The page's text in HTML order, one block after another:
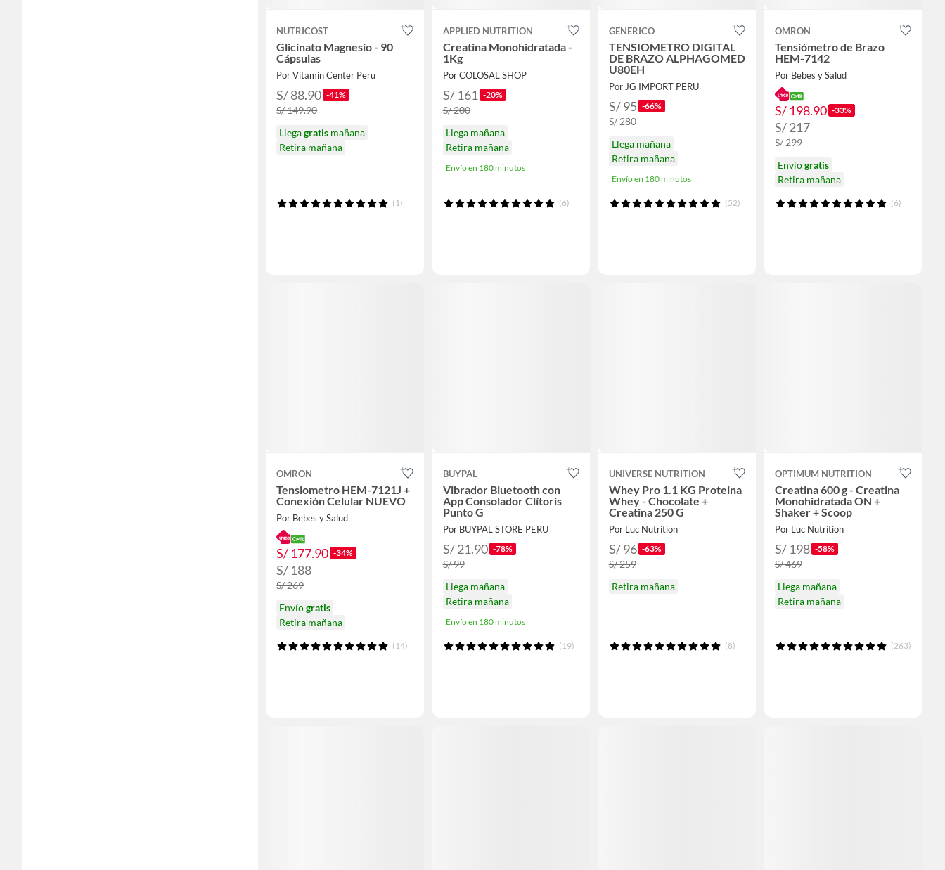
NUTRICOST
Glicinato Magnesio - 90
Cápsulas
Por Vitamin Center Peru
S/ 88.90 -41%
S/ 149.90
Llegagratis mañana
Retira mañana
(1)
APPLIED NUTRITION
Creatina Monohidratada -
1Kg
Por COLOSAL SHOP
S/ 161 -20%
S/ 200
Llega mañana
Retira mañana
Envío en 180 minutos
(6)
GENERICO
TENSIOMETRO DIGITAL
DE BRAZO ALPHAGOMED
U80EH
Por JG IMPORT PERU
S/ 95 -66%
S/ 280
Llega mañana
Retira mañana
Envío en 180 minutos
(52)
OMRON
Tensiómetro de Brazo
HEM-7142
Por Bebes y Salud
S/ 198.90 -33%
S/ 217
S/ 299
Envíogratis
Retira mañana
(6)
OMRON
Tensiometro HEM-7121J +
Conexión Celular NUEVO
Por Bebes y Salud
S/ 177.90 -34%
S/ 188
S/ 269
Envíogratis
Retira mañana
(14)
BUYPAL
Vibrador Bluetooth con
App Consolador Clítoris
Punto G
Por BUYPAL STORE PERU
S/ 21.90 -78%
S/ 99
Llega mañana
Retira mañana
Envío en 180 minutos
(19)
UNIVERSE NUTRITION
Whey Pro 1.1 KG Proteina
Whey - Chocolate +
Creatina 250 G
Por Luc Nutrition
S/ 96 -63%
S/ 259
Retira mañana
(8)
OPTIMUM NUTRITION
Creatina 600 g - Creatina
Monohidratada ON +
Shaker + Scoop
Por Luc Nutrition
S/ 198 -58%
S/ 469
Llega mañana
Retira mañana
(263)